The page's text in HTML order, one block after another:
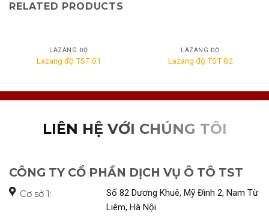
RELATED PRODUCTS
LAZANG ĐỘ
Lazang độ TST 01
LAZANG ĐỘ
Lazang độ TST 02
LIÊN HỆ VỚI CHÚNG TÔI
CÔNG TY CỔ PHẦN DỊCH VỤ Ô TÔ TST
Cơ sở 1:
Số 82 Dương Khuê, Mỹ Đình 2, Nam Từ
Liêm, Hà Nội